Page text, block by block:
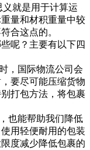
就是用于计算运
量和材积重量中较
合这点的。
呢？主要有以下四
，国际物流公司会
要尽可能压缩货物
打包方法，将包裹
也能帮助我们降低
用轻便耐用的包装
度减少降低包裹的